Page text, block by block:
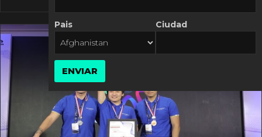
Pais Ciudad
ENVIAR